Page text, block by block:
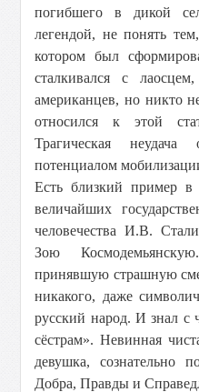
погибшего в дикой
легендой, не понять
котором был
сталкивался с
американцев, но никто
относился к этой
Трагическая
потенциалом
Есть близкий пример
величайших
человечества И.В.
Зою
принявшую страшную
никакого, даже
русский народ. И знал с
сёстрам». Невинная
девушка,
Добра, Правды и